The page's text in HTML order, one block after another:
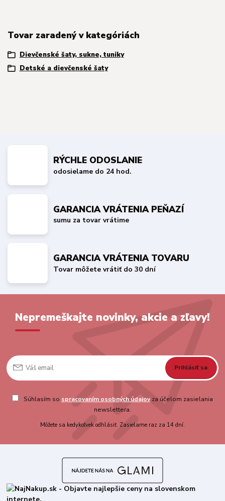
Tovar zaradený v kategóriách
Dievčenské šaty, sukne, tuniky
Detské a dievčenské šaty
RÝCHLE ODOSLANIE
odosielame do 24 hod.
GARANCIA VRÁTENIA PEŇAZÍ
sumu za tovar vrátime
GARANCIA VRÁTENIA TOVARU
Tovar môžete vrátiť do 30 dní
Nepremeškajte novinky, akcie a zľavy!
Prihlásiť sa
Súhlasím so spracovaním osobných údajovza účelom zasielania
newslettera.
Môžete sa kedykoľvek odhlásiť. Zasielame raz za 14 dní.